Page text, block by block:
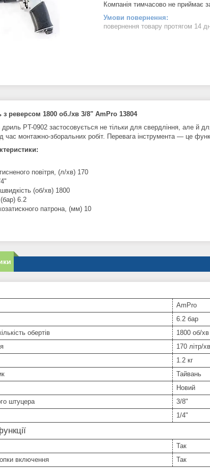
Компанія тимчасово не приймає
повернення товару протягом 14
реверсом 1800 об./хв 3/8" AmPro 13804
PT-0902 застосовується не тільки для свердління, але й
час монтажно-зборальних робіт. Перевага інструмента — це
повітря, (л/хв) 170
(об/хв) 1800
6.2
патрона, (мм) 10
AmPro
6.2 бар
обертів
1800 об/хв
170 літр/хв
1.2 кг
Тайвань
Новий
штуцера
3/8"
1/4"
Так
включення
Так